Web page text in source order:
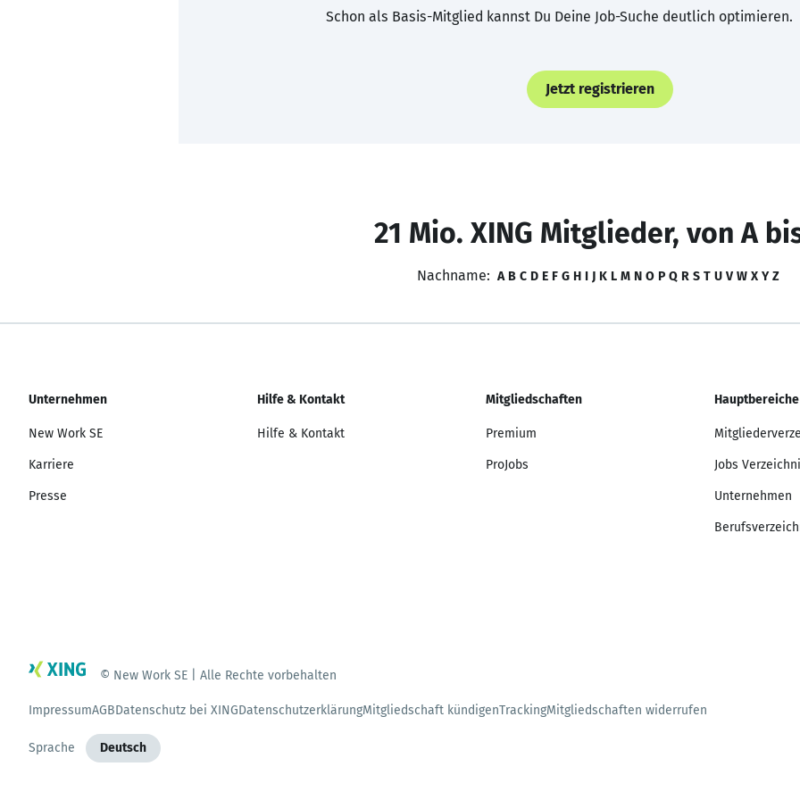
Schon als Basis-Mitglied kannst Du Deine Job-Suche deutlich optimieren.
Jetzt registrieren
21 Mio. XING Mitglieder, von A
Nachname: A B C D E F G H I J K L M N O P Q R S T U V W X Y Z
Unternehmen
New Work SE
Karriere
Presse
Hilfe & Kontakt
Hilfe & Kontakt
Mitgliedschaften
Premium
ProJobs
Hauptbereiche
Jobs
Unternehmen
© New Work SE | Alle Rechte vorbehalten
ImpressumAGBDatenschutz bei XINGDatenschutzerklärungMitgliedschaft kündigenTrackingMitgliedschaften widerrufen
Sprache Deutsch